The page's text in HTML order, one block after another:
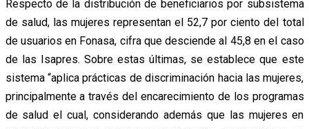
Respecto de la distribución de beneficiarios por subsistema
de salud, las mujeres representan el 52,7 por ciento del total
de usuarios en Fonasa, cifra que desciende al 45,8 en el caso
de las Isapres. Sobre estas últimas, se establece que este
sistema “aplica prácticas de discriminación hacia las mujeres,
principalmente a través del encarecimiento de los programas
de salud el cual, considerando además que las mujeres en